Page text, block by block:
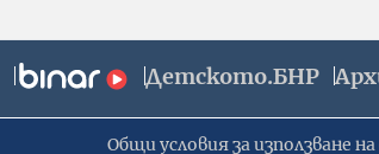
Детското.БНР
Общи условия за използване